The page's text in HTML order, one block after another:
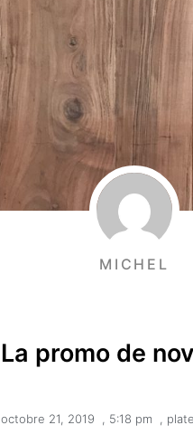
MICHEL
La promo de
octobre 21, 2019 5:18 pm